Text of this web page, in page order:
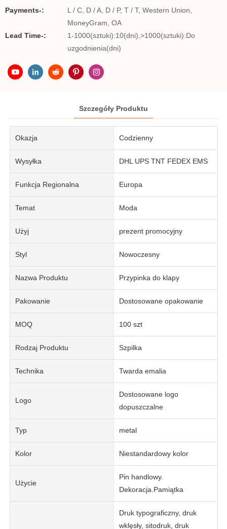
Payments-:
L / C, D / A, D / P, T / T, Western Union,
MoneyGram, OA
Lead Time-:
1-1000(sztuki):10(dni),>1000(sztuki):Do
uzgodnienia(dni)
Szczegóły Produktu
Okazja Codzienny
Wysyłka DHL UPS TNT FEDEX EMS
Funkcja Regionalna Europa
Temat Moda
Użyj prezent promocyjny
Styl Nowoczesny
Nazwa Produktu Przypinka do klapy
Pakowanie Dostosowane opakowanie
MOQ 100 szt
Rodzaj Produktu Szpilka
Technika Twarda emalia
Logo
Dostosowane logo
dopuszczalne
Typ metal
Kolor Niestandardowy kolor
Użycie
Pin handlowy.
Dekoracja.Pamiątka
Druk typograficzny, druk
wklęsły, sitodruk, druk